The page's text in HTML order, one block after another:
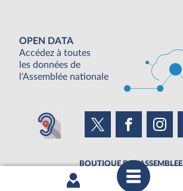
OPEN DATA
Accédez à toutes
les données de
l'Assemblée nationale
BOUTIQUE DE L'ASSEMBLEE
UNE SEMAINE À L'ASSEMBLÉE